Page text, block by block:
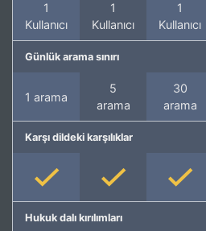
1
Kullanıcı
1
Kullanıcı
1
Kullanıcı
Günlük arama sınırı
1 arama
5
arama
30
arama
Karşı dildeki karşılıklar
Hukuk dalı kırılımları